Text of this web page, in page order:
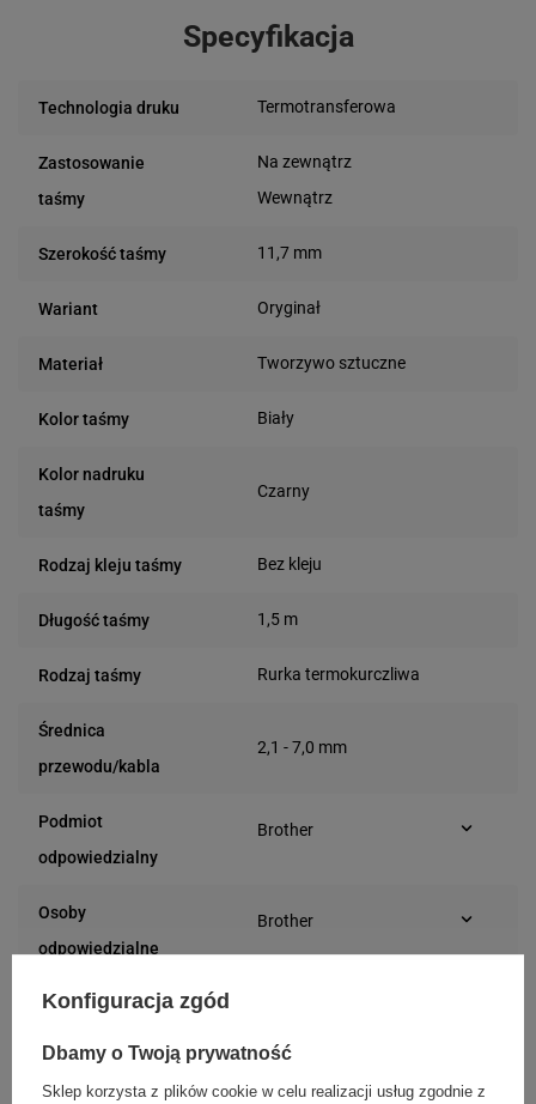
Specyfikacja
Technologia druku Termotransferowa
Zastosowanie
taśmy
Na zewnątrz
Wewnątrz
Szerokość taśmy 11,7 mm
Wariant Oryginał
Materiał Tworzywo sztuczne
Kolor taśmy Biały
Kolor nadruku
taśmy
Czarny
Rodzaj kleju taśmy Bez kleju
Długość taśmy 1,5 m
Rodzaj taśmy Rurka termokurczliwa
Średnica
przewodu/kabla
2,1 - 7,0 mm
Podmiot
odpowiedzialny
Brother
Osoby
odpowiedzialne
Brother
Kompatybilne urządzenia
Konfiguracja zgód
Dbamy o Twoją prywatność
Sklep korzysta z plików cookie w celu realizacji usług zgodnie z